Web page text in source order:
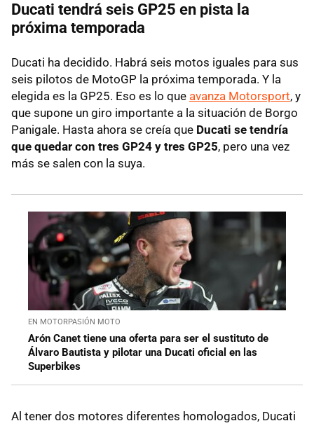
Ducati tendrá seis GP25 en pista la
próxima temporada
Ducati ha decidido. Habrá seis motos iguales para sus
seis pilotos de MotoGP la próxima temporada. Y la
elegida es la GP25. Eso es lo que avanza Motorsport, y
que supone un giro importante a la situación de Borgo
Panigale. Hasta ahora se creía que Ducati se tendría
que quedar con tres GP24 y tres GP25, pero una vez
más se salen con la suya.
EN MOTORPASIÓN MOTO
Arón Canet tiene una oferta para ser el sustituto de
Álvaro Bautista y pilotar una Ducati oficial en las
Superbikes
Al tener dos motores diferentes homologados, Ducati